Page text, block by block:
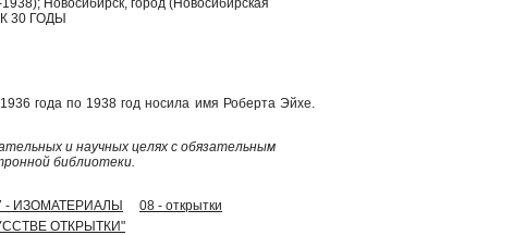
Новосибирск, город (Новосибирская
30 ГОДЫ
года по 1938 год носила имя Роберта Эйхе.
и научных целях с обязательным
библиотеки.
- ИЗОМАТЕРИАЛЫ
08 - открытки
ОТКРЫТКИ"